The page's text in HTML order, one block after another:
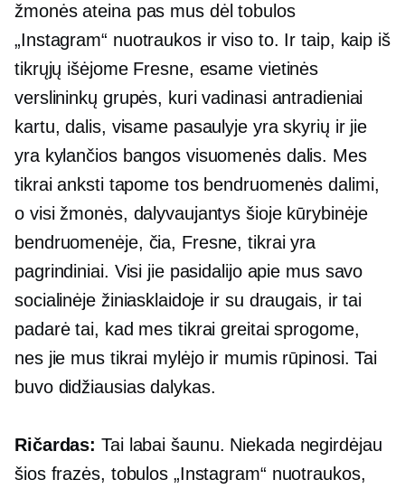
žmonės ateina pas mus dėl tobulos
„Instagram“ nuotraukos ir viso to. Ir taip, kaip iš
tikrųjų išėjome Fresne, esame vietinės
verslininkų grupės, kuri vadinasi antradieniai
kartu, dalis, visame pasaulyje yra skyrių ir jie
yra kylančios bangos visuomenės dalis. Mes
tikrai anksti tapome tos bendruomenės dalimi,
o visi žmonės, dalyvaujantys šioje kūrybinėje
bendruomenėje, čia, Fresne, tikrai yra
pagrindiniai. Visi jie pasidalijo apie mus savo
socialinėje žiniasklaidoje ir su draugais, ir tai
padarė tai, kad mes tikrai greitai sprogome,
nes jie mus tikrai mylėjo ir mumis rūpinosi. Tai
buvo didžiausias dalykas.
Ričardas: Tai labai šaunu. Niekada negirdėjau
šios frazės, tobulos „Instagram“ nuotraukos,